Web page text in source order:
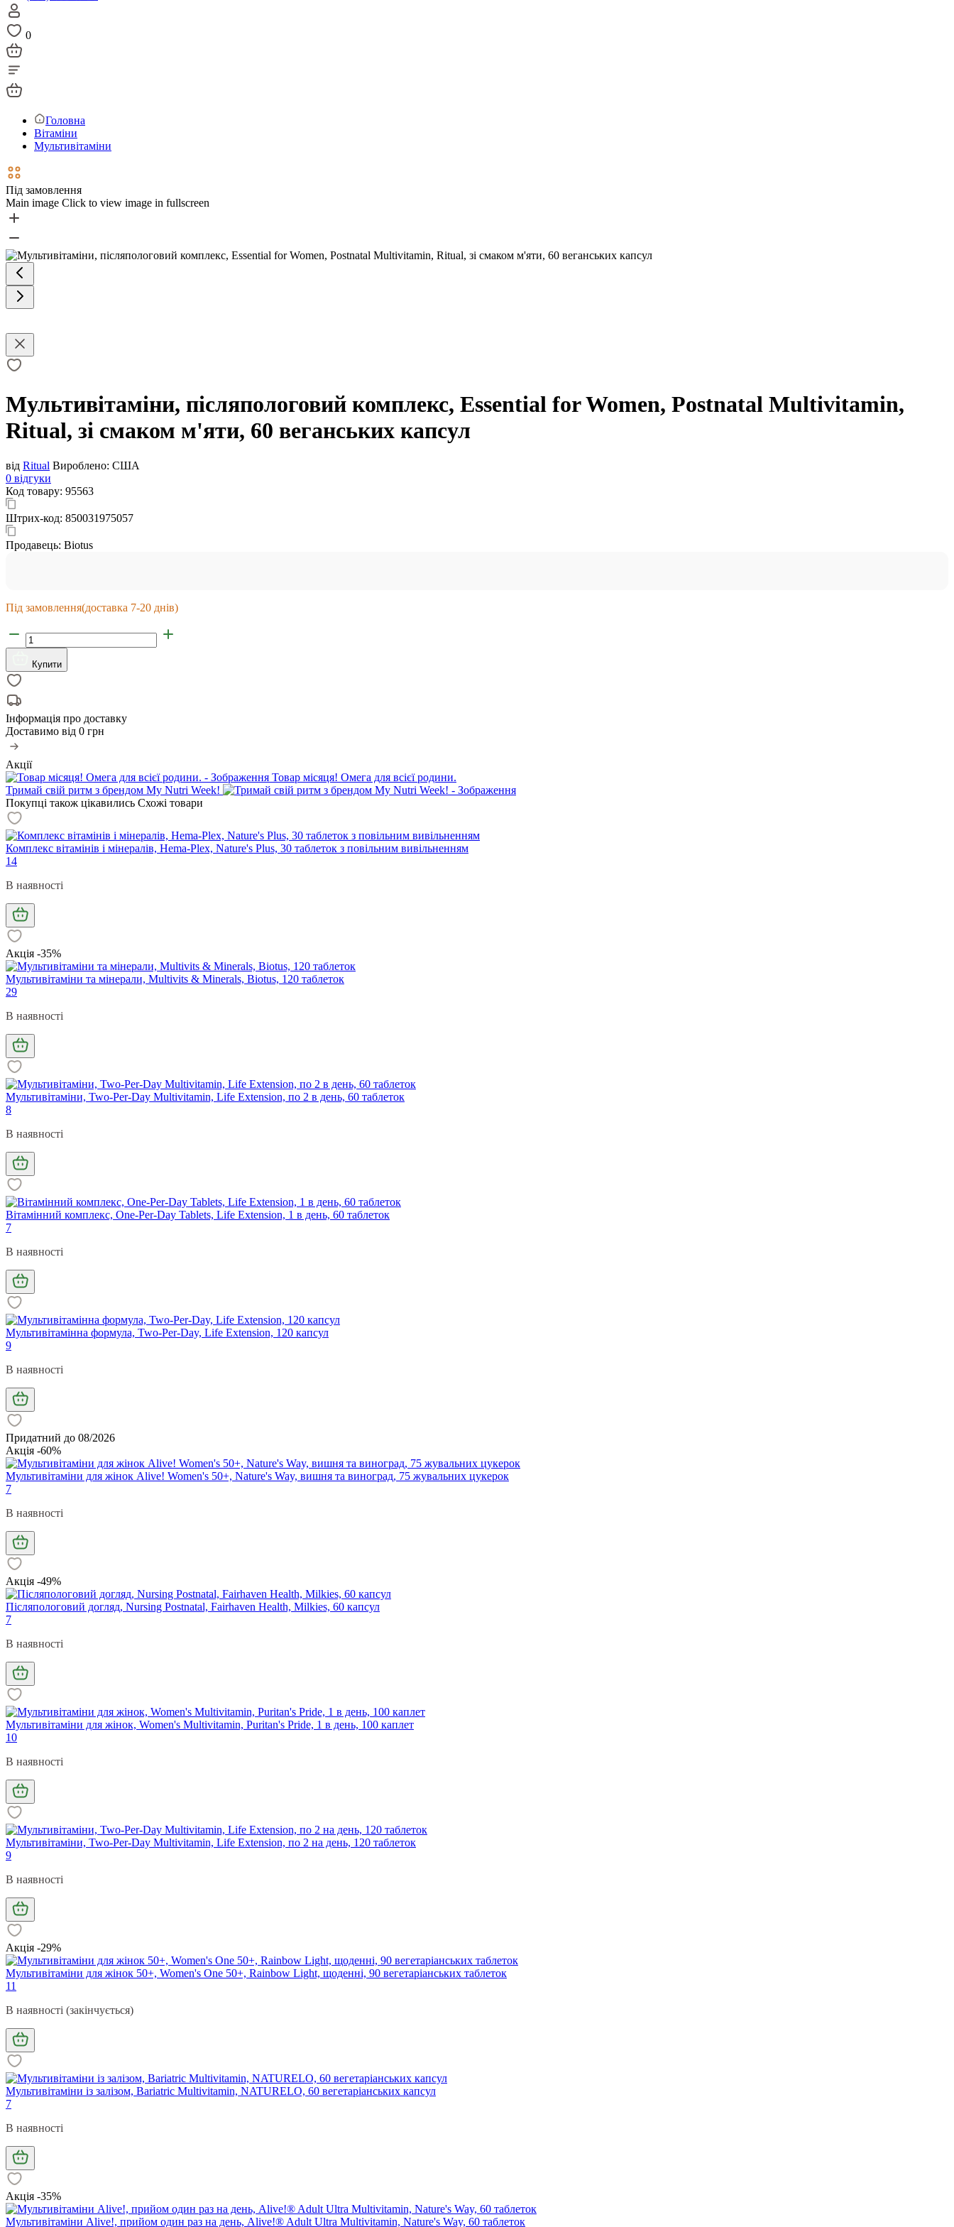
0
Головна
Вітаміни
Мультивітаміни
Під замовлення
Main image Click to view image in fullscreen
Мультивітаміни, післяпологовий комплекс, Essential for Women, Postnatal Multivitamin,
Ritual, зі смаком м'яти, 60 веганських капсул
від Ritual Вироблено: США
0 відгуки
Код товару: 95563
Штрих-код: 850031975057
Продавець: Biotus
Під замовлення(доставка 7-20 днів)
Купити
Інформація про доставку
Доставимо від 0 грн
Акції
Товар місяця! Омега для всієї родини.
Тримай свій ритм з брендом My Nutri Week!
Покупці також цікавились Схожі товари
Комплекс вітамінів і мінералів, Hema-Plex, Nature's Plus, 30 таблеток з повільним вивільненням
14
В наявності
Акція -35%
Мультивітаміни та мінерали, Multivits & Minerals, Biotus, 120 таблеток
29
В наявності
Мультивітаміни, Two-Per-Day Multivitamin, Life Extension, по 2 в день, 60 таблеток
8
В наявності
Вітамінний комплекс, One-Per-Day Tablets, Life Extension, 1 в день, 60 таблеток
7
В наявності
Мультивітамінна формула, Two-Per-Day, Life Extension, 120 капсул
9
В наявності
Придатний до 08/2026
Акція -60%
Мультивітаміни для жінок Alive! Women's 50+, Nature's Way, вишня та виноград, 75 жувальних цукерок
7
В наявності
Акція -49%
Післяпологовий догляд, Nursing Postnatal, Fairhaven Health, Milkies, 60 капсул
7
В наявності
Мультивітаміни для жінок, Women's Multivitamin, Puritan's Pride, 1 в день, 100 каплет
10
В наявності
Мультивітаміни, Two-Per-Day Multivitamin, Life Extension, по 2 на день, 120 таблеток
9
В наявності
Акція -29%
Мультивітаміни для жінок 50+, Women's One 50+, Rainbow Light, щоденні, 90 вегетаріанських таблеток
11
В наявності (закінчується)
Мультивітаміни із залізом, Bariatric Multivitamin, NATURELO, 60 вегетаріанських капсул
7
В наявності
Акція -35%
Мультивітаміни Alive!, прийом один раз на день, Alive!® Adult Ultra Multivitamin, Nature's Way, 60 таблеток